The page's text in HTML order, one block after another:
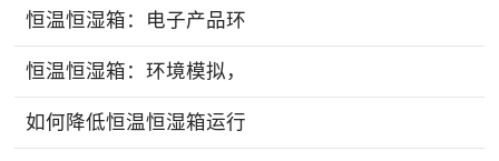
恒温恒湿箱：电子产品环
恒温恒湿箱：环境模拟，
如何降低恒温恒湿箱运行